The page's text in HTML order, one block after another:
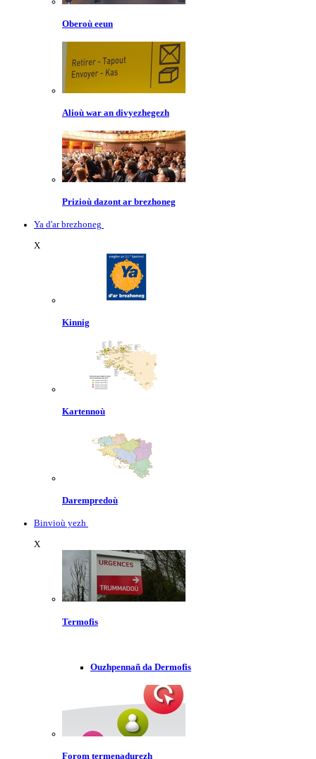
Oberoù eeun
Alioù war an divyezhegezh
Prizioù dazont ar brezhoneg
Ya d'ar brezhoneg
X
Kinnig
Kartennoù
Darempredoù
Binvioù yezh
X
Termofis
Ouzhpennañ da Dermofis
Forom termenadurezh